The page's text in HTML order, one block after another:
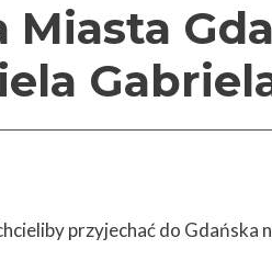
przyjechać do Gdańska